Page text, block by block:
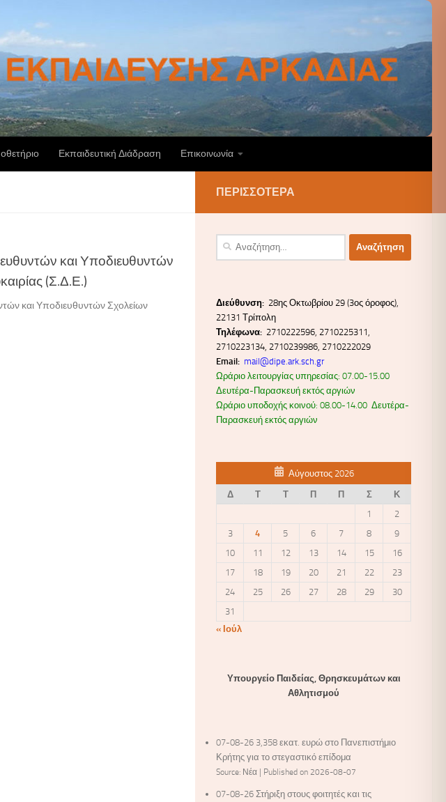
Εκπαιδευτική Διάδραση Επικοινωνία
και Υποδιευθυντών
(Σ.Δ.Ε.)
και Υποδιευθυντών Σχολείων
ΠΕΡΙΣΣΌΤΕΡΑ
Αναζήτηση
Διεύθυνση: 28ης Οκτωβρίου 29 (3ος όροφος),
22131 Τρίπολη
Τηλέφωνα: 2710222596, 2710225311,
2710223134, 2710239986, 2710222029
Email: mail@dipe.ark.sch.gr
Ωράριο λειτουργίας υπηρεσίας: 07.00-15.00
Δευτέρα-Παρασκευή εκτός αργιών
Ωράριο υποδοχής κοινού: 08.00-14.00 Δευτέρα-
Παρασκευή εκτός αργιών
Αύγουστος 2026
Δ
Τ Τ Π Π Σ
Κ
1
2
3
4 5 6 7 8
9
10
11 12 13 14 15
16
17
18 19 20 21 22
23
24
25 26 27 28 29
30
31
« Ιούλ
Υπουργείο Παιδείας, Θρησκευμάτων και
Αθλητισμού
07-08-26 3,358 εκατ. ευρώ στο Πανεπιστήμιο
Κρήτης για το στεγαστικό επίδομα
Source: Νέα Published on 2026-08-07
07-08-26 Στήριξη στους φοιτητές και τις